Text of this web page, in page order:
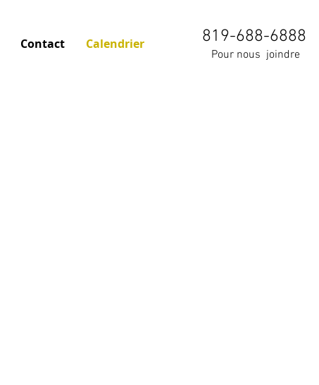
Contact Calendrier 819-688-6888
Pour nous joindre